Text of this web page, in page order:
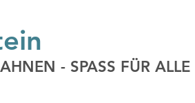
- SPASS FÜR ALLE